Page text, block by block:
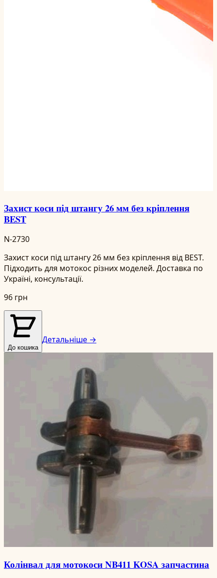
Захист коси під штангу 26 мм без кріплення
BEST
N-2730
Захист коси під штангу 26 мм без кріплення від BEST.
Підходить для мотокос різних моделей. Доставка по
Україні, консультації.
96 грн
До кошика
Детальніше →
Колінвал для мотокоси NB411 KOSA запчастина